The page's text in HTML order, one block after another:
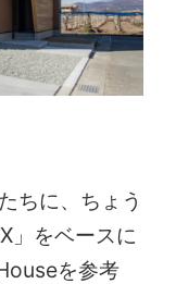
ちに、ちょう
」をベースに
を参考